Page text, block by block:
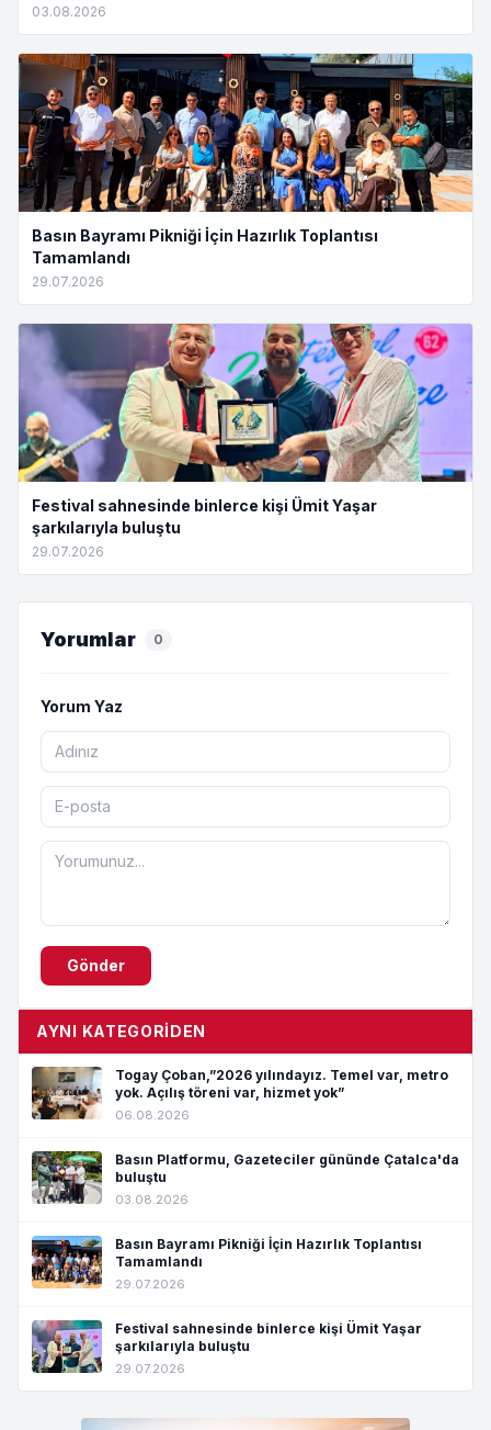
03.08.2026
Basın Bayramı Pikniği İçin Hazırlık Toplantısı
Tamamlandı
29.07.2026
Festival sahnesinde binlerce kişi Ümit Yaşar
şarkılarıyla buluştu
29.07.2026
Yorumlar 0
Yorum Yaz
Gönder
AYNI KATEGORIDEN
Togay Çoban,”2026 yılındayız. Temel var, metro
yok. Açılış töreni var, hizmet yok”
06.08.2026
Basın Platformu, Gazeteciler gününde Çatalca'da
buluştu
03.08.2026
Basın Bayramı Pikniği İçin Hazırlık Toplantısı
Tamamlandı
29.07.2026
Festival sahnesinde binlerce kişi Ümit Yaşar
şarkılarıyla buluştu
29.07.2026